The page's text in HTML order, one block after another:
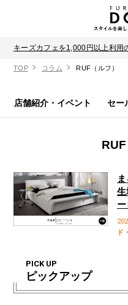
キーズカフェを1,000円以上利用
TOP コラム RUF（ルフ）
店舗紹介・イベント セー
RUF
ド
生
PICK UP
ピックアップ